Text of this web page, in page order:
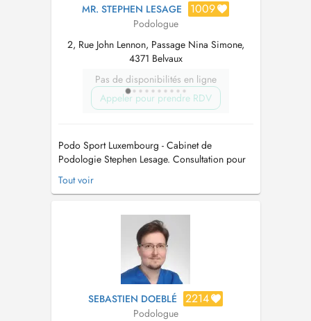
MR. STEPHEN LESAGE 1009
Podologue
2, Rue John Lennon, Passage Nina Simone,
4371 Belvaux
Pas de disponibilités en ligne
Appeler pour prendre RDV
Podo Sport Luxembourg - Cabinet de
Podologie Stephen Lesage. Consultation pour
examen podologique ou posturale. Prise en
charge en podologie sportive. Pour toutes
vous rendre sur mon site internet : ...
Tout voir
SEBASTIEN DOEBLÉ 2214
Podologue